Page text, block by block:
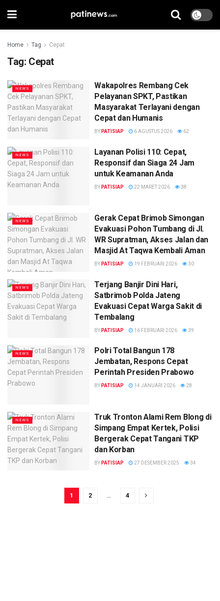
Home Tag Cepat
Tag: Cepat
NEWS
Wakapolres Rembang Cek
Pelayanan SPKT, Pastikan
Masyarakat Terlayani dengan
Cepat dan Humanis
BY PATISIAP 6 AGUSTUS 2026 62
NEWS
Layanan Polisi 110: Cepat,
Responsif dan Siaga 24 Jam
untuk Keamanan Anda
BY PATISIAP 22 MARET 2026 38
NEWS
Gerak Cepat Brimob Simongan
Evakuasi Pohon Tumbang di Jl.
WR Supratman, Akses Jalan dan
Masjid At Taqwa Kembali Aman
BY PATISIAP 19 FEBRUARI 2026 30
NEWS
Terjang Banjir Dini Hari,
Satbrimob Polda Jateng
Evakuasi Cepat Warga Sakit di
Tembalang
BY PATISIAP 16 FEBRUARI 2026 39
NEWS
Polri Total Bangun 178
Jembatan, Respons Cepat
Perintah Presiden Prabowo
BY PATISIAP 14 JANUARI 2026 28
NEWS
Truk Tronton Alami Rem Blong di
Simpang Empat Kertek, Polisi
Bergerak Cepat Tangani TKP
dan Korban
BY PATISIAP 27 DESEMBER 2025 34
1 2 … 4